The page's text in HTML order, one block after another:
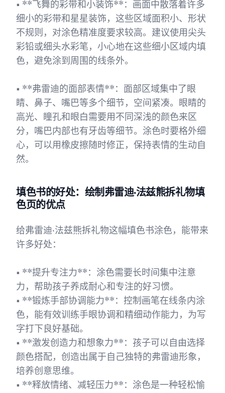
• **飞舞的彩带和小装饰**：画面中散落着许多
细小的彩带和星星装饰，这些区域面积小、形状
不规则，对涂色精准度要求较高。建议使用尖头
彩铅或细头水彩笔，小心地在这些细小区域内填
色，避免涂到周围的线条外。
• **弗雷迪的面部表情**：面部区域集中了眼
睛、鼻子、嘴巴等多个细节，空间紧凑。眼睛的
高光、瞳孔和眼白需要用不同深浅的颜色来区
分，嘴巴内部也有牙齿等细节。涂色时要格外细
心，可以用橡皮擦随时修正，保持表情的生动自
然。
填色书的好处：绘制弗雷迪·法兹熊拆礼物填
色页的优点
给弗雷迪·法兹熊拆礼物这幅填色书涂色，能带来
许多好处：
• **提升专注力**：涂色需要长时间集中注意
力，帮助孩子养成耐心和专注的好习惯。
• **锻炼手部协调能力**：控制画笔在线条内涂
色，能有效训练手眼协调和精细动作能力，为写
字打下良好基础。
• **激发创造力和想象力**：孩子可以自由选择
颜色搭配，创造出属于自己独特的弗雷迪形象，
培养创意思维。
• **释放情绪、减轻压力**：涂色是一种轻松愉